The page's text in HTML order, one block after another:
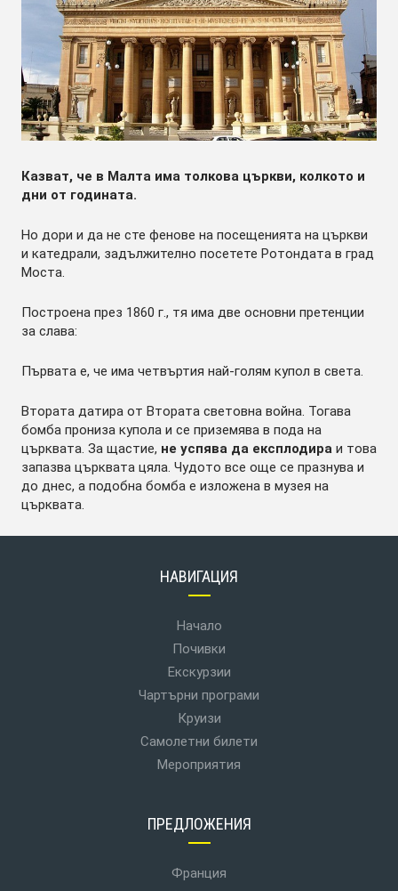
Казват, че в Малта има толкова църкви, колкото и
дни от годината.
Но дори и да не сте фенове на посещенията на църкви
и катедрали, задължително посетете Ротондата в град
Моста.
Построена през 1860 г., тя има две основни претенции
за слава:
Първата е, че има четвъртия най-голям купол в света.
Втората датира от Втората световна война. Тогава
бомба прониза купола и се приземява в пода на
църквата. За щастие, не успява да експлодира и това
запазва църквата цяла. Чудото все още се празнува и
до днес, а подобна бомба е изложена в музея на
църквата.
НАВИГАЦИЯ
Начало
Почивки
Екскурзии
Чартърни програми
Круизи
Самолетни билети
Мероприятия
ПРЕДЛОЖЕНИЯ
Франция